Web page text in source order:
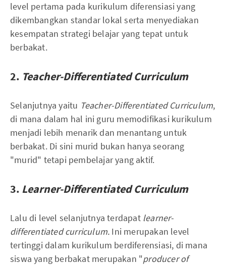
level pertama pada kurikulum diferensiasi yang
dikembangkan standar lokal serta menyediakan
kesempatan strategi belajar yang tepat untuk
berbakat.
2. Teacher-Differentiated Curriculum
Selanjutnya yaitu Teacher-Differentiated Curriculum,
di mana dalam hal ini guru memodifikasi kurikulum
menjadi lebih menarik dan menantang untuk
berbakat. Di sini murid bukan hanya seorang
"murid" tetapi pembelajar yang aktif.
3. Learner-Differentiated Curriculum
Lalu di level selanjutnya terdapat learner-
differentiated curriculum. Ini merupakan level
tertinggi dalam kurikulum berdiferensiasi, di mana
siswa yang berbakat merupakan "producer of